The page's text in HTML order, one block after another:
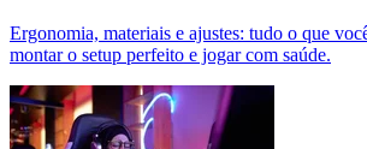
Ergonomia, materiais e ajustes: tudo o que
montar o setup perfeito e jogar com saúde.